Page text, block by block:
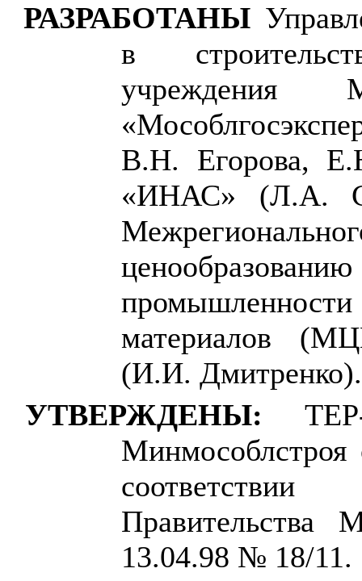
РАЗРАБОТАНЫ
в
учреждения
В.Н. Егорова,
«ИНАС» (Л.А.
материалов
(И.И. Дмитренко).
УТВЕРЖДЕНЫ:
Правительства
13.04.98 № 18/11.